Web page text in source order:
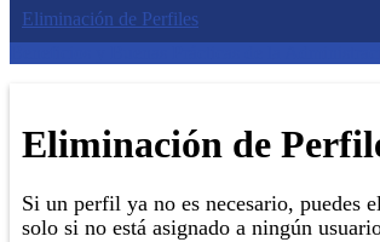
Eliminación de Perfiles
Eliminación de
Si un perfil ya no es necesario, puedes
solo si no está asignado a ningún